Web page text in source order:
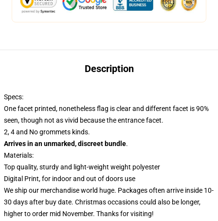
Description
Specs:
One facet printed, nonetheless flag is clear and different facet is 90%
seen, though not as vivid because the entrance facet.
2, 4 and No grommets kinds.
Arrives in an unmarked, discreet bundle.
Materials:
Top quality, sturdy and light-weight weight polyester
Digital Print, for indoor and out of doors use
We ship our merchandise world huge. Packages often arrive inside 10-
30 days after buy date. Christmas occasions could also be longer,
higher to order mid November. Thanks for visiting!